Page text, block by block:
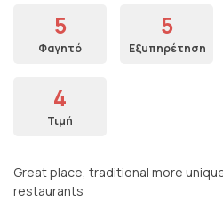
5
Φαγητό
5
Εξυπηρέτηση
4
Τιμή
Great place, traditional more
restaurants